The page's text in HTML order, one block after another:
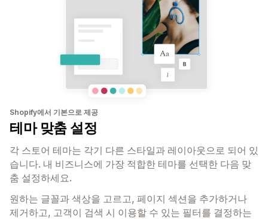
Shopify에서 기본으로 제공
테마 맞춤 설정
각 스토어 테마는 각기 다른 스타일과 레이아웃으로 되어 있
습니다. 내 비즈니스에 가장 적합한 테마를 선택한 다음 맞
춤 설정하세요.
원하는 글꼴과 색상을 고르고, 페이지 섹션을 추가하거나
제거하고, 고객이 검색 시 이용할 수 있는 필터를 결정하는